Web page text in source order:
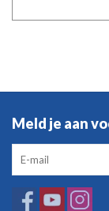
Meld je aan